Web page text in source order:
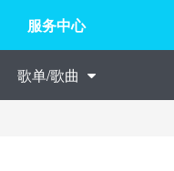
服务中心
歌单/歌曲